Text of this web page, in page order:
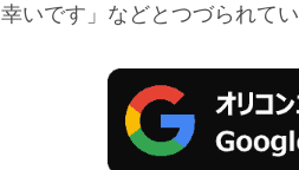
幸いです」などとつづられてい